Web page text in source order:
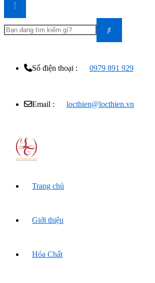
Số điện thoại : 0979 891 929
Email : locthien@locthien.vn
Trang chủ
Giới thiệu
Hóa Chất